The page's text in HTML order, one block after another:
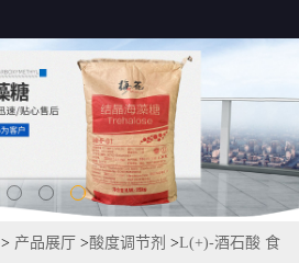
> 产品展厅 >酸度调节剂 >L(+)-酒石酸 食